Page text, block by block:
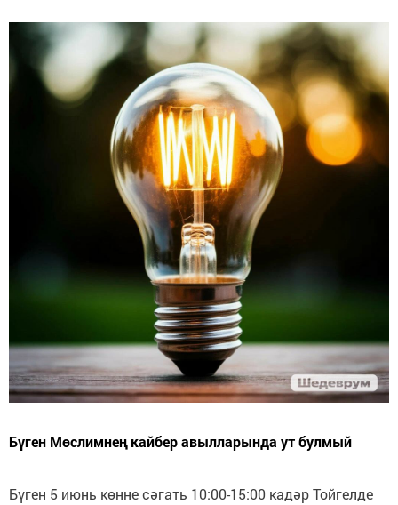
Бүген Мөслимнең кайбер авылларында ут булмый
Бүген 5 июнь көнне сәгать 10:00-15:00 кадәр Тойгелде